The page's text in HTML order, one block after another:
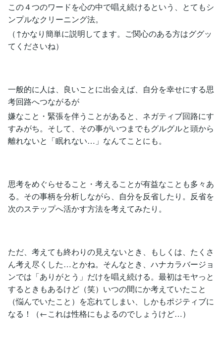
この４つのワードを心の中で唱え続けるという、とてもシ
ンプルなクリーニング法。
（↑かなり簡単に説明してます。ご関心のある方はググッ
てくださいね）
一般的に人は、良いことに出会えば、自分を幸せにする思
考回路へつながるが
嫌なこと・緊張を伴うことがあると、ネガティブ回路にす
すみがち。そして、その事がいつまでもグルグルと頭から
離れないと「眠れない…」なんてことにも。
思考をめぐらせること・考えることが有益なことも多々あ
る。その事柄を分析しながら、自分を反省したり。反省を
次のステップへ活かす方法を考えてみたり。
ただ、考えても終わりの見えないとき、もしくは、たくさ
ん考え尽くした…とかね。そんなとき、ハナカラバージョ
ンでは「ありがとう」だけを唱え続ける。最初はモヤっと
するときもあるけど（笑）いつの間にか考えていたこと
（悩んでいたこと）を忘れてしまい、しかもポジティブに
なる！（←これは性格にもよるのでしょうけど…）